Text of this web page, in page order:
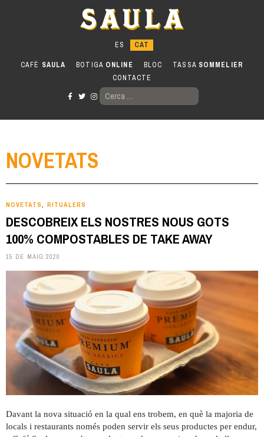
CAFÈ SAULA BOTIGA ONLINE BLOC TASSA SOMMELIER
CONTACTE
CERCA:
NOVETATS
NOVETATS RITUALERS
DESCOBREIX ELS NOSTRES NOUS GOTS
100% COMPOSTABLES DE TAKE AWAY
15 DE MAIG 2020
Davant la nova situació en la qual ens trobem, en què la majoria de
locals i restaurants només poden servir els seus productes per endur,